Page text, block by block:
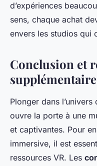
d’expériences
sens, chaque achat
envers les studios qui
Conclusion et
Plonger dans l’univers
ouvre la porte à une
et captivantes. Pour
immersive, il est
ressources VR. Les